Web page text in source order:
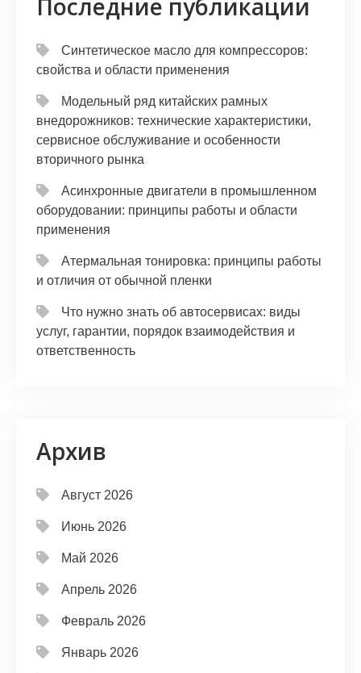
Последние публикации
Синтетическое масло для компрессоров:
свойства и области применения
Модельный ряд китайских рамных
внедорожников: технические характеристики,
сервисное обслуживание и особенности
вторичного рынка
Асинхронные двигатели в промышленном
оборудовании: принципы работы и области
применения
Атермальная тонировка: принципы работы
и отличия от обычной пленки
Что нужно знать об автосервисах: виды
услуг, гарантии, порядок взаимодействия и
ответственность
Архив
Август 2026
Июнь 2026
Май 2026
Апрель 2026
Февраль 2026
Январь 2026